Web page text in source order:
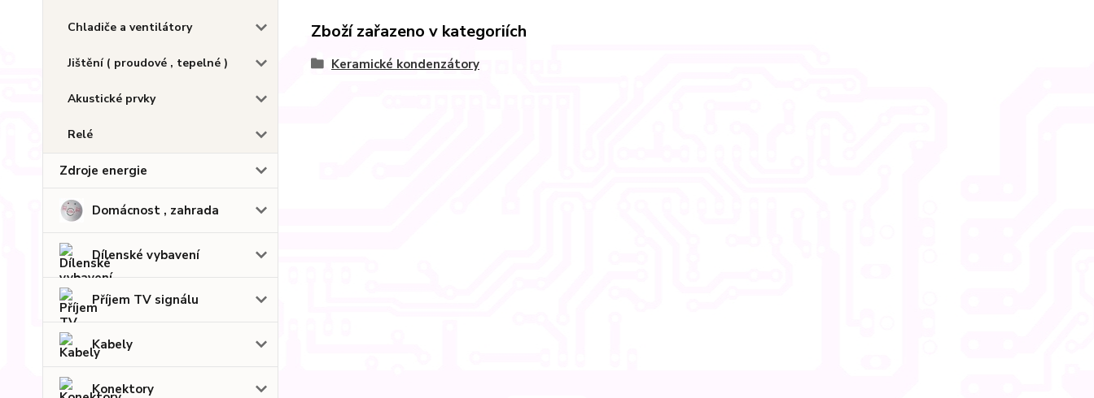
Chladiče a ventilátory
Jištění ( proudové , tepelné )
Akustické prvky
Relé
Zdroje energie
Domácnost , zahrada
Dílenské vybavení
Příjem TV signálu
Kabely
Konektory
Zboží zařazeno v kategoriích
Keramické kondenzátory